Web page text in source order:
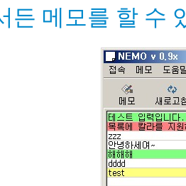
검색 노출을 높이는 웹사이트
검색 노출을 높이는 웹사이트
든 메모를 할 수